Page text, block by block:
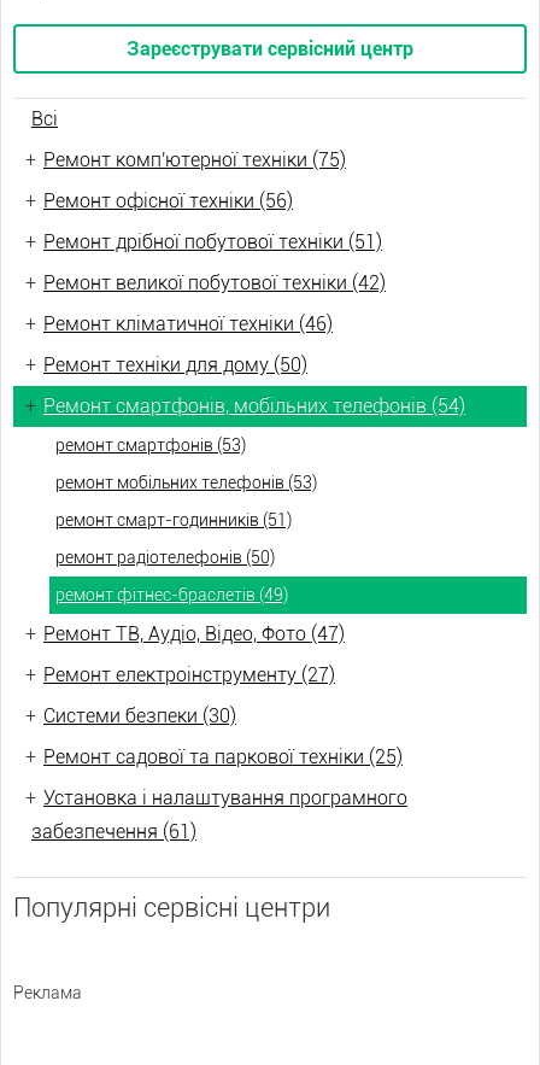
Зареєструвати сервісний центр
Всі
+ Ремонт комп'ютерної техніки (75)
+ Ремонт офісної техніки (56)
+ Ремонт дрібної побутової техніки (51)
+ Ремонт великої побутової техніки (42)
+ Ремонт кліматичної техніки (46)
+ Ремонт техніки для дому (50)
+ Ремонт смартфонів, мобільних телефонів (54)
ремонт смартфонів (53)
ремонт мобільних телефонів (53)
ремонт смарт-годинників (51)
ремонт радіотелефонів (50)
ремонт фітнес-браслетів (49)
+ Ремонт ТВ, Аудіо, Відео, Фото (47)
+ Ремонт електроінструменту (27)
+ Системи безпеки (30)
+ Ремонт садової та паркової техніки (25)
+ Установка і налаштування програмного
забезпечення (61)
Популярні сервісні центри
Реклама